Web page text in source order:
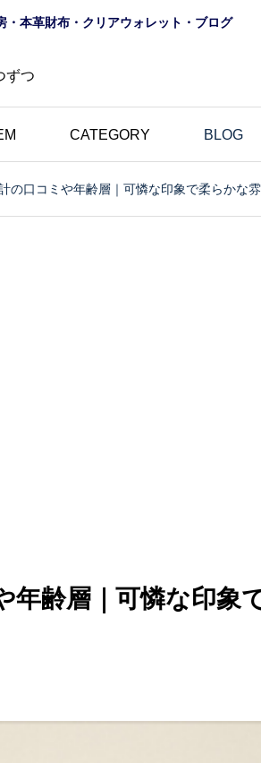
・本革財布・クリアウォレット・ブログ
ずつ
CATEGORY BLOG
財布
の口コミや年齢層｜可憐な印象で柔らかな
年齢層｜可憐な印象